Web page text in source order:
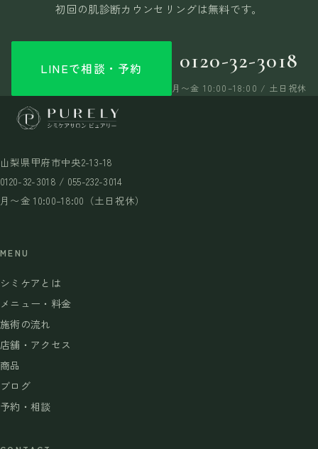
初回の肌診断カウンセリングは無料です。
LINEで相談・予約 0120-32-3018
月〜金 10:00–18:00 / 土日祝休
山梨県甲府市中央2-13-18
0120-32-3018 / 055-232-3014
月〜金 10:00–18:00（土日祝休）
MENU
シミケアとは
メニュー・料金
施術の流れ
店舗・アクセス
商品
ブログ
予約・相談